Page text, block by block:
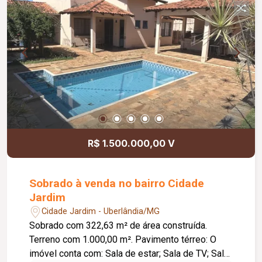
R$ 1.500.000,00 V
Sobrado à venda no bairro Cidade
Jardim
Cidade Jardim - Uberlândia/MG
Sobrado com 322,63 m² de área construída.
Terreno com 1.000,00 m². Pavimento térreo: O
imóvel conta com: Sala de estar; Sala de TV; Sala